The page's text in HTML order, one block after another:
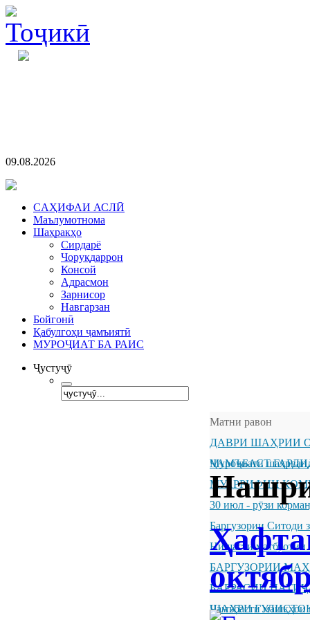
09.08.2026
CАҲИФАИ АСЛӢ
Маълумотнома
Шаҳракҳо
Сирдарё
Чоруқдаррон
Консой
Адрасмон
Зарнисор
Навгарзан
Бойгонӣ
Қабулгоҳи ҷамъиятӣ
МУРОҶИАТ БА РАИС
Ҷустуҷӯ
Матни равон
ДАВРИ ШАҲРИИ
ҶАМЪБАСТ
Муроҷиати
МУАРРИФИИ
30 июл - рӯзи
Баргузории Ситоди
Нишасти матбуотии
БАРГУЗОРИИ
БАРРАСИИ
ШАҲРИ
Ҷамъбасти машқҳои